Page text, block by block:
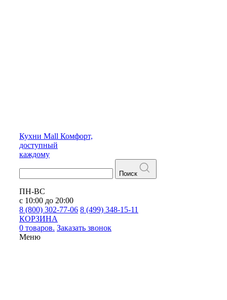
Кухни Mall Комфорт,
доступный
каждому
Поиск
ПН-ВС
с 10:00 до 20:00
8 (800) 302-77-06 8 (499) 348-15-11
КОРЗИНА
0 товаров. Заказать звонок
Меню